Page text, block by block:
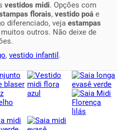
vestidos midi. Opções com
florais, vestido poá e
diferenciado, veja estampas
outros. Não deixe de
, vestido infantil .